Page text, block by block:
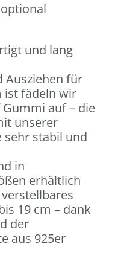
und lang
Ausziehen für
ist fädeln wir
auf – die
unserer
sehr stabil und
in
erhältlich
19 cm – dank
der
aus 925er